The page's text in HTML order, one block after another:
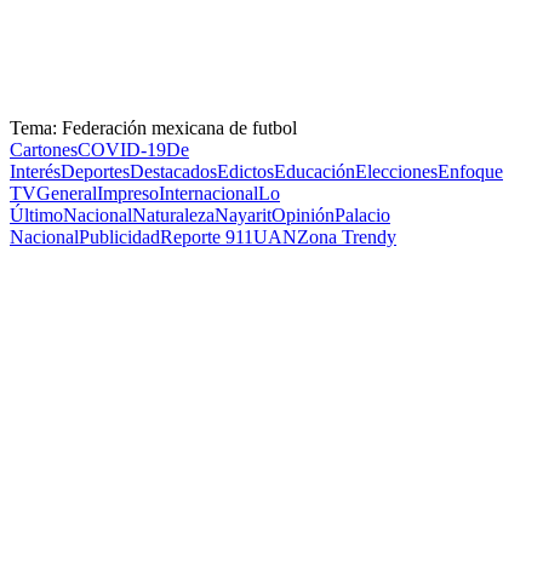
Tema: Federación mexicana de futbol
CartonesCOVID-19De
InterésDeportesDestacadosEdictosEducaciónEleccionesEnfoque
TVGeneralImpresoInternacionalLo
ÚltimoNacionalNaturalezaNayaritOpiniónPalacio
NacionalPublicidadReporte 911UANZona Trendy